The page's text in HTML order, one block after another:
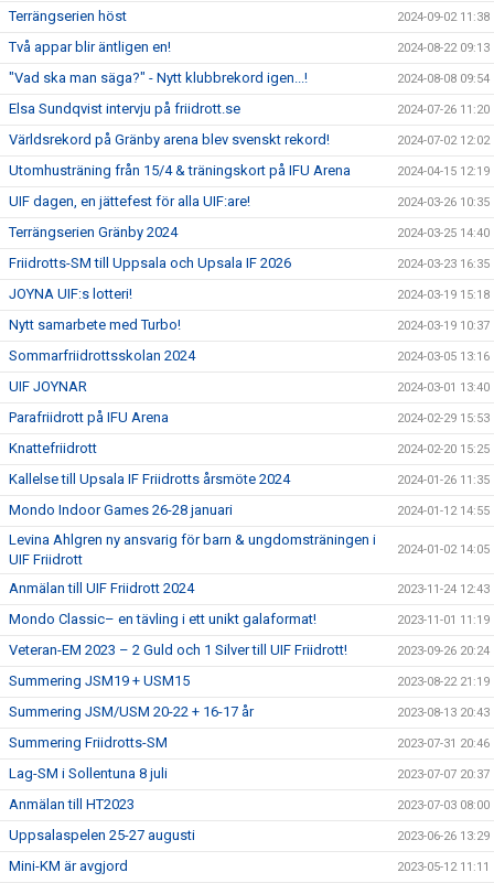
Terrängserien höst 2024-09-02 11:38
Två appar blir äntligen en! 2024-08-22 09:13
"Vad ska man säga?" - Nytt klubbrekord igen...! 2024-08-08 09:54
Elsa Sundqvist intervju på friidrott.se 2024-07-26 11:20
Världsrekord på Gränby arena blev svenskt rekord! 2024-07-02 12:02
Utomhusträning från 15/4 & träningskort på IFU Arena 2024-04-15 12:19
UIF dagen, en jättefest för alla UIF:are! 2024-03-26 10:35
Terrängserien Gränby 2024 2024-03-25 14:40
Friidrotts-SM till Uppsala och Upsala IF 2026 2024-03-23 16:35
JOYNA UIF:s lotteri! 2024-03-19 15:18
Nytt samarbete med Turbo! 2024-03-19 10:37
Sommarfriidrottsskolan 2024 2024-03-05 13:16
UIF JOYNAR 2024-03-01 13:40
Parafriidrott på IFU Arena 2024-02-29 15:53
Knattefriidrott 2024-02-20 15:25
Kallelse till Upsala IF Friidrotts årsmöte 2024 2024-01-26 11:35
Mondo Indoor Games 26-28 januari 2024-01-12 14:55
Levina Ahlgren ny ansvarig för barn & ungdomsträningen i
UIF Friidrott
2024-01-02 14:05
Anmälan till UIF Friidrott 2024 2023-11-24 12:43
Mondo Classic– en tävling i ett unikt galaformat! 2023-11-01 11:19
Veteran-EM 2023 – 2 Guld och 1 Silver till UIF Friidrott! 2023-09-26 20:24
Summering JSM19 + USM15 2023-08-22 21:19
Summering JSM/USM 20-22 + 16-17 år 2023-08-13 20:43
Summering Friidrotts-SM 2023-07-31 20:46
Lag-SM i Sollentuna 8 juli 2023-07-07 20:37
Anmälan till HT2023 2023-07-03 08:00
Uppsalaspelen 25-27 augusti 2023-06-26 13:29
Mini-KM är avgjord 2023-05-12 11:11